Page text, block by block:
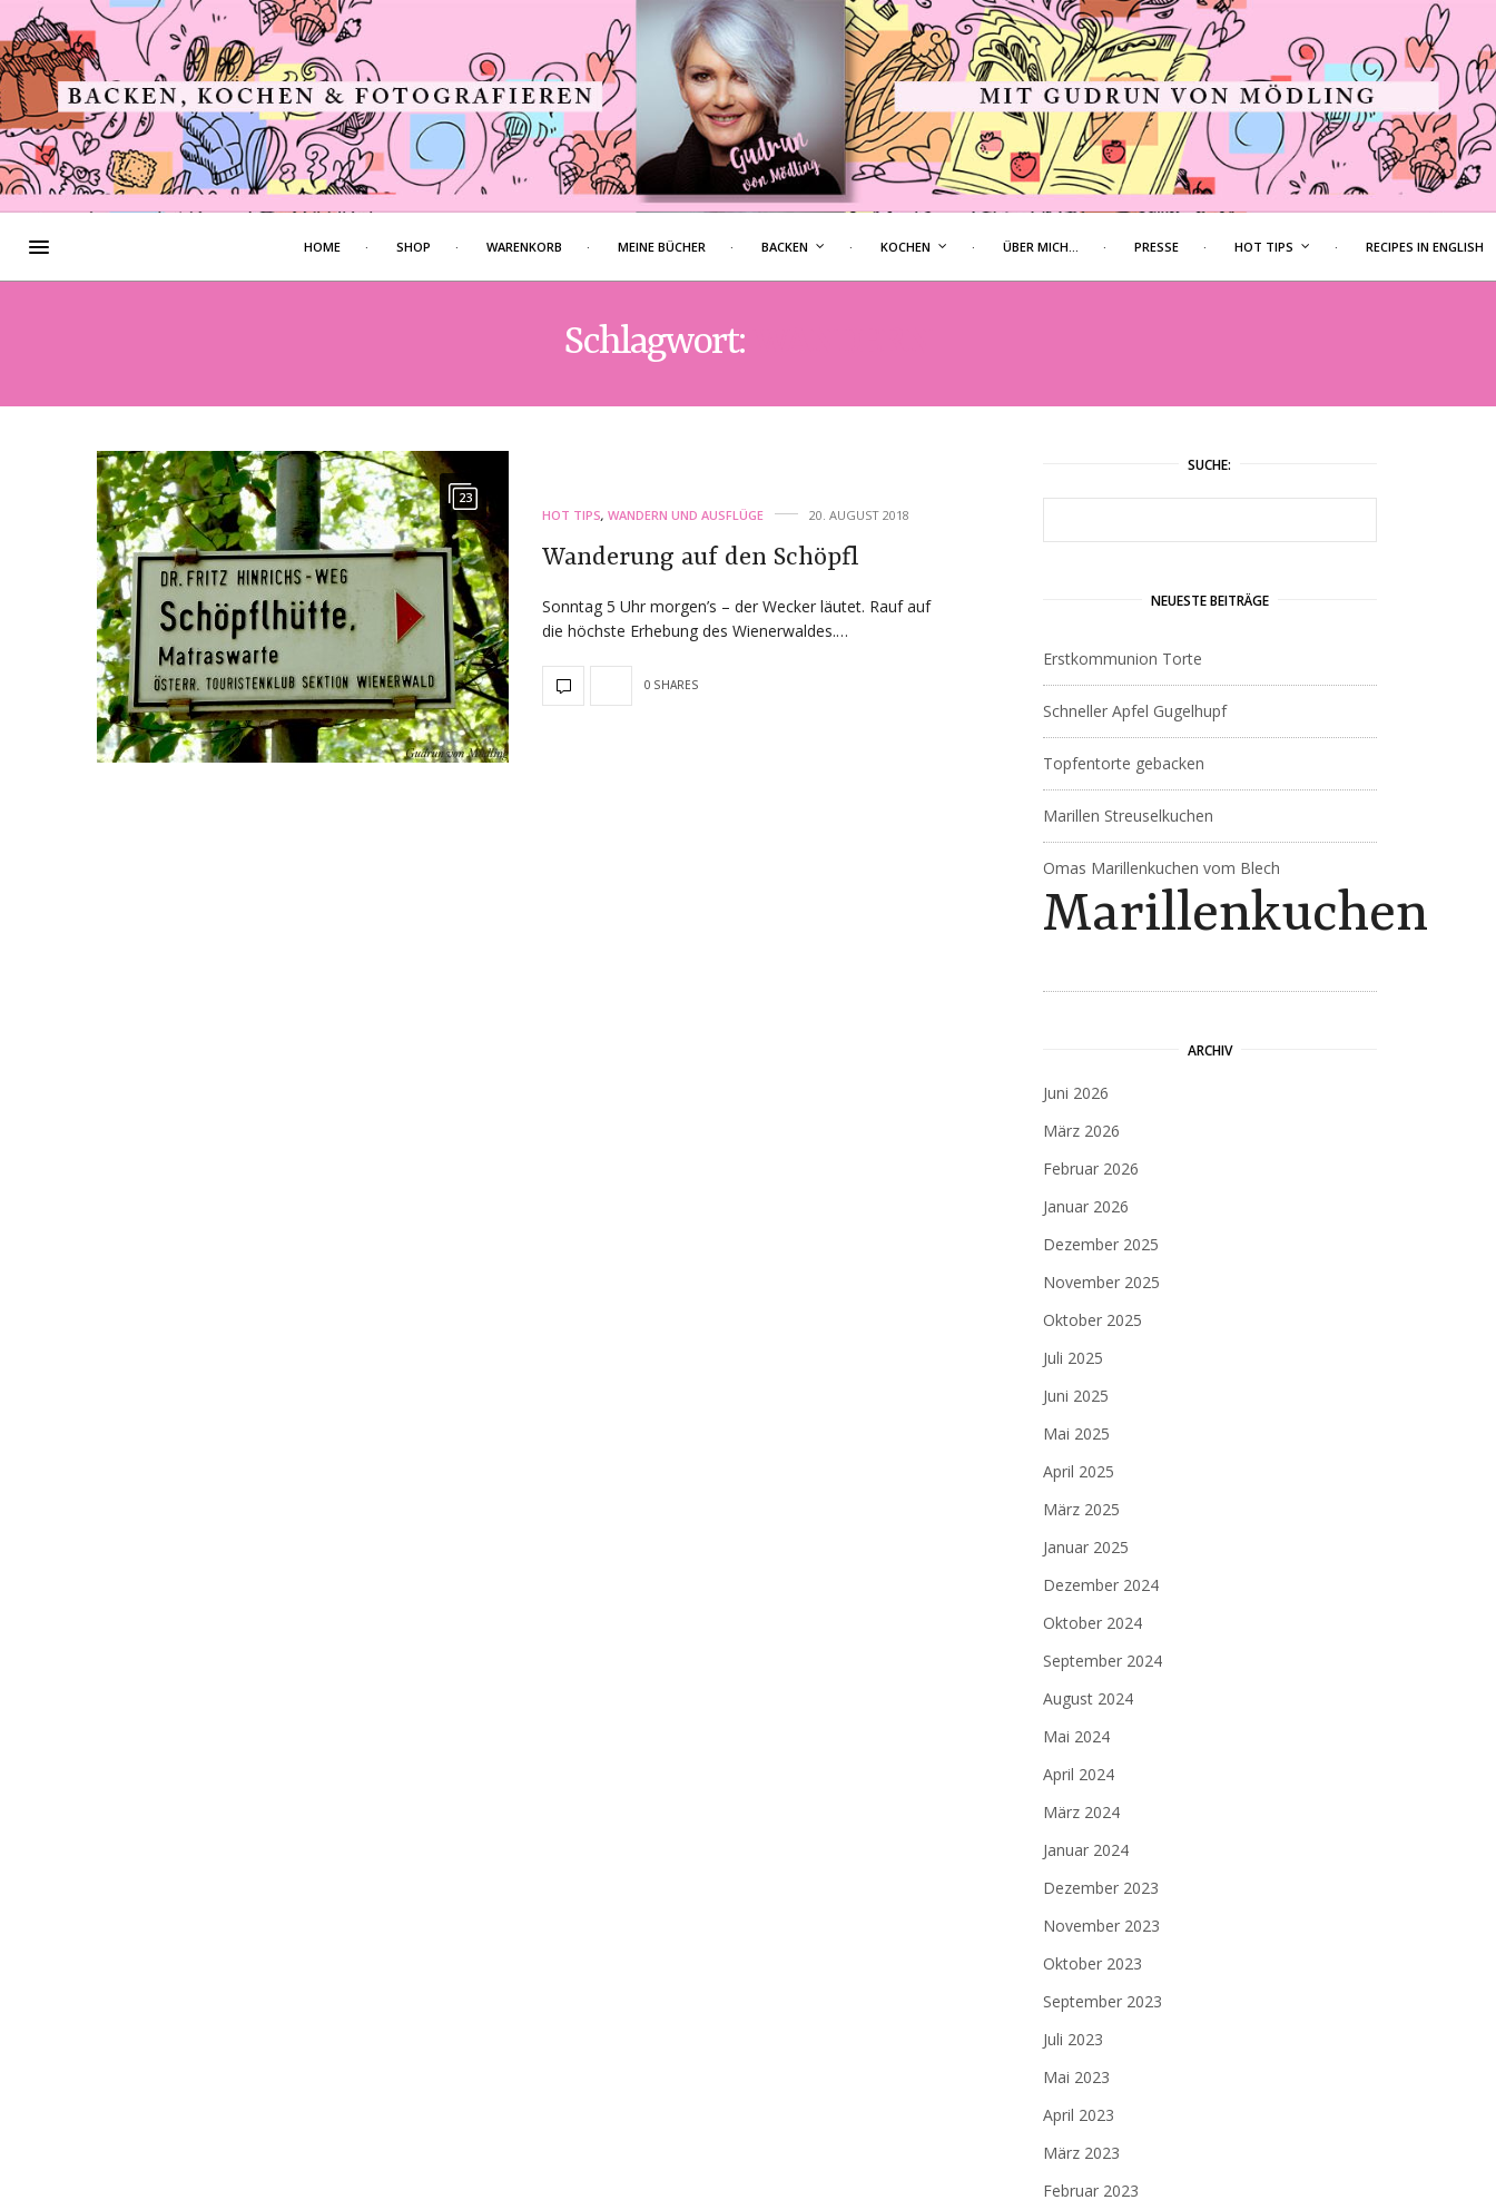
HOME SHOP WARENKORB MEINE BÜCHER BACKEN KOCHEN ÜBER MICH… PRESSE HOT TIPS RECIPES IN ENGLISH
Schlagwort:
23
HOT TIPS, WANDERN UND AUSFLÜGE 20. AUGUST 2018
Wanderung auf den Schöpfl
Sonntag 5 Uhr morgen’s – der Wecker läutet. Rauf auf
die höchste Erhebung des Wienerwaldes.…
0 SHARES
SUCHE:
NEUESTE BEITRÄGE
Erstkommunion Torte
Schneller Apfel Gugelhupf
Topfentorte gebacken
Marillen Streuselkuchen
Omas Marillenkuchen vom Blech
Marillenkuchen
ARCHIV
Juni 2026
März 2026
Februar 2026
Januar 2026
Dezember 2025
November 2025
Oktober 2025
Juli 2025
Juni 2025
Mai 2025
April 2025
März 2025
Januar 2025
Dezember 2024
Oktober 2024
September 2024
August 2024
Mai 2024
April 2024
März 2024
Januar 2024
Dezember 2023
November 2023
Oktober 2023
September 2023
Juli 2023
Mai 2023
April 2023
März 2023
Februar 2023